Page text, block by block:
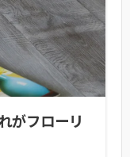
がフローリ